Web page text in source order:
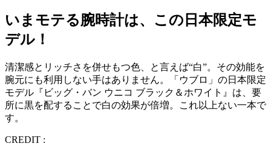
いまモテる腕時計は、この日本限定モ
デル！
清潔感とリッチさを併せもつ色、と言えば“白”。その効能を
腕元にも利用しない手はありません。「ウブロ」の日本限定
モデル『ビッグ・バン ウニコ ブラック＆ホワイト』は、要
所に黒を配することで白の効果が倍増。これ以上ない一本で
す。
CREDIT :